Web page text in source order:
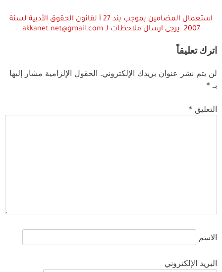
استعمال المضامين بموجب بند 27 أ لقانون الحقوق الأدبية لسنة
2007. يرجى ارسال ملاحظات لـ akkanet.net@gmail.com
اترك تعليقاً
لن يتم نشر عنوان بريدك الإلكتروني. الحقول الإلزامية مشار إليها
بـ *
التعليق *
الاسم
البريد الإلكتروني